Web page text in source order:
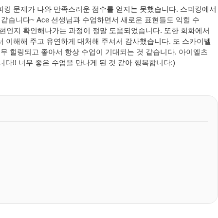
문제가 나와 만족스러운 점수를 얻지는 못했습니다. 스피킹에서
습니다~ Ace 선생님과 수업하면서 새로운 표현들도 익힐 수
지 확인해나가는 과정이 정말 도움되었습니다. 또한 회화에서
해해 주고 유연하게 대처해 주셔서 감사했습니다. 또 스카이벨
힐링되고 좋아서 항상 수업이 기대되는 것 같습니다. 아이엘츠
!! 너무 좋은 수업을 만나게 된 것 같아 행복합니다:)